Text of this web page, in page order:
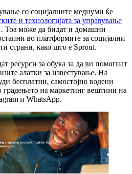
со социјалните медиуми ќе
и технологијата за управување
. Тоа може да бидат и домашни
во платформите за социјални
страни, како што е Sprout.
ресурси за обука за да ви помогнат
алатки за известување. На
бесплатни, самостојно водени
градењето на маркетинг вештини на
и WhatsApp.